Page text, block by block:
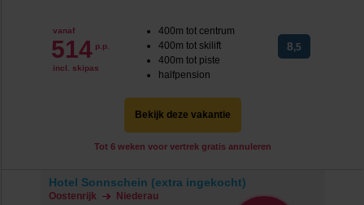
vanaf
514 p.p.
incl. skipas
400m tot centrum
400m tot skilift
400m tot piste
halfpension
8,5
Bekijk deze vakantie
Tot 6 weken voor vertrek gratis annuleren
Hotel Sonnschein (extra ingekocht)
Oostenrijk Niederau